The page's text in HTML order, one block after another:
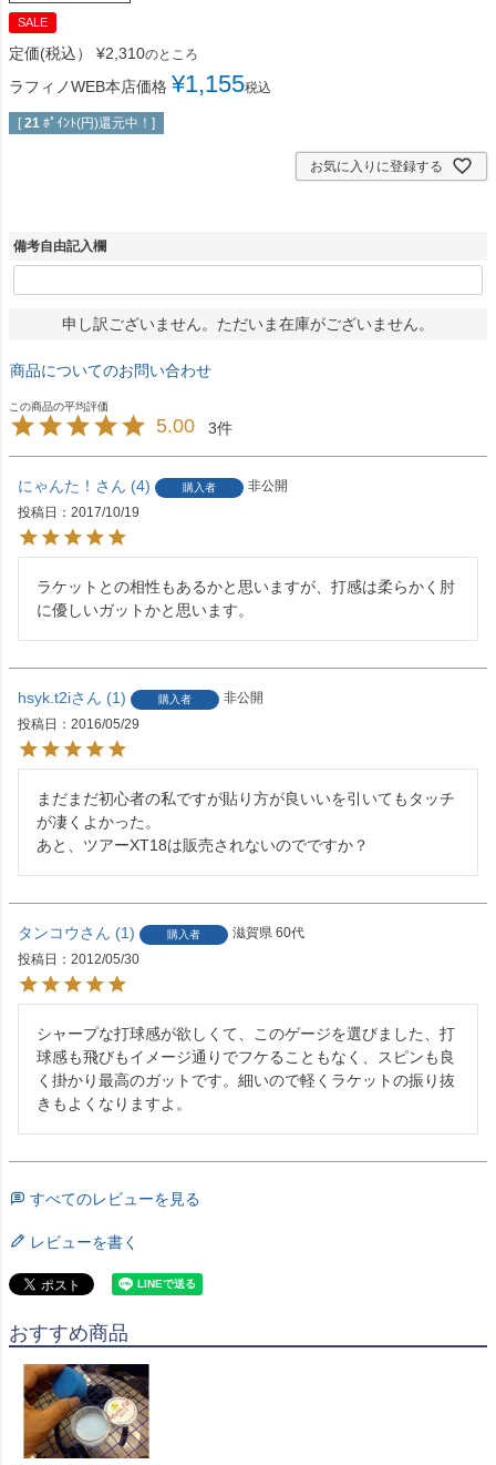
SALE
定価(税込） ¥2,310のところ
ラフィノWEB本店価格 ¥1,155税込
[ 21 ﾎﾟｲﾝﾄ(円)還元中！]
お気に入りに登録する
備考自由記入欄
申し訳ございません。ただいま在庫がございません。
商品についてのお問い合わせ
5.00 3
にゃんた！ 4 購入者
非公開
投稿日
2017/10/19
ラケットとの相性もあるかと思いますが、打感は柔らかく肘
に優しいガットかと思います。
hsyk.t2i 1 購入者
非公開
投稿日
2016/05/29
まだまだ初心者の私ですが貼り方が良いいを引いてもタッチ
が凄くよかった。
あと、ツアーXT18は販売されないのでですか？
タンコウ 1 購入者 滋賀県 60代
投稿日
2012/05/30
シャープな打球感が欲しくて、このゲージを選びました、打
球感も飛びもイメージ通りでフケることもなく、スピンも良
く掛かり最高のガットです。細いので軽くラケットの振り抜
きもよくなりますよ。
すべてのレビューを見る
レビューを書く
おすすめ商品